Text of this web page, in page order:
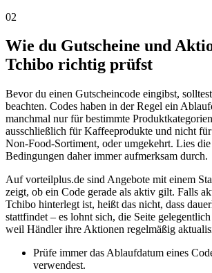
02
Wie du Gutscheine und
Tchibo richtig prüfst
Bevor du einen Gutscheincode eingibst,
beachten. Codes haben in der Regel ein
manchmal nur für bestimmte
ausschließlich für Kaffeeprodukte und nicht
Non-Food-Sortiment, oder umgekehrt. Lies
Bedingungen daher immer aufmerksam durch.
Auf vorteilplus.de sind Angebote mit einem
zeigt, ob ein Code gerade als aktiv gilt. Falls
Tchibo hinterlegt ist, heißt das nicht, dass
stattfindet – es lohnt sich, die Seite
weil Händler ihre Aktionen regelmäßig
Prüfe immer das Ablaufdatum eines
verwendest.